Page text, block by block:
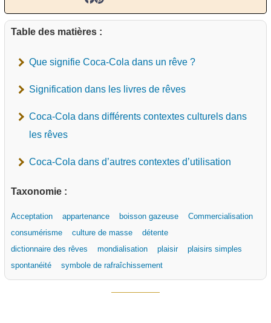
Table des matières :
Que signifie Coca-Cola dans un rêve ?
Signification dans les livres de rêves
Coca-Cola dans différents contextes culturels dans
les rêves
Coca-Cola dans d’autres contextes d’utilisation
Taxonomie :
Acceptation appartenance boisson gazeuse
Commercialisation
consumérisme
culture de masse
détente
dictionnaire des rêves
mondialisation plaisir
plaisirs simples
spontanéité
symbole de rafraîchissement